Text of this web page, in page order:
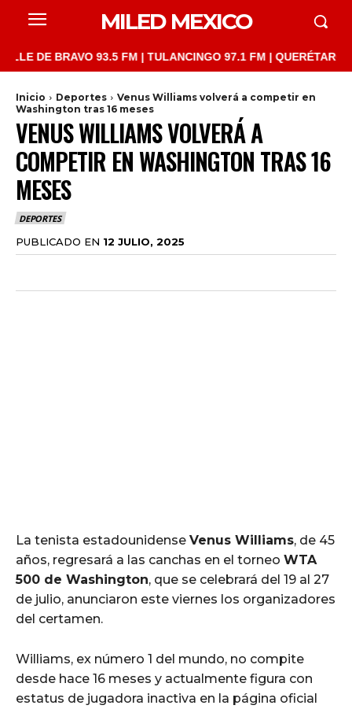
MILED MEXICO
BRAVO 93.5 FM | TULANCINGO 97.1 FM | QUERÉTARO
Inicio Deportes
Venus Williams volverá a competir en
Washington tras 16 meses
VENUS WILLIAMS VOLVERÁ A
COMPETIR EN WASHINGTON TRAS 16
MESES
DEPORTES
PUBLICADO EN 12 JULIO, 2025
La tenista estadounidense Venus Williams, de 45
años, regresará a las canchas en el torneo WTA
500 de Washington, que se celebrará del 19 al 27
de julio, anunciaron este viernes los organizadores
del certamen.
Williams, ex número 1 del mundo, no compite
desde hace 16 meses y actualmente figura con
estatus de jugadora inactiva en la página oficial